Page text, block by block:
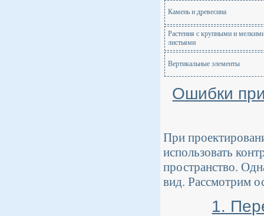
Камень и древесина
Растения с крупными и
листьями
Вертикальные элементы
Ошибки при
При
использовать
пространство.
вид. Рассмотрим
1.